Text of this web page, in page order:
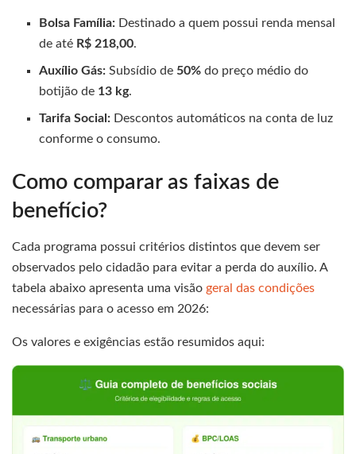
Bolsa Família: Destinado a quem possui renda mensal
de até R$ 218,00.
Auxílio Gás: Subsídio de 50% do preço médio do
botijão de 13 kg.
Tarifa Social: Descontos automáticos na conta de luz
conforme o consumo.
Como comparar as faixas de
benefício?
Cada programa possui critérios distintos que devem ser
observados pelo cidadão para evitar a perda do auxílio. A
tabela abaixo apresenta uma visão geral das condições
necessárias para o acesso em 2026:
Os valores e exigências estão resumidos aqui: